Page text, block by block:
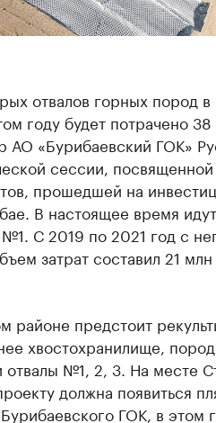
отвалов горных пород
году будет потрачено
АО «Бурибаевский ГОК»
сессии, посвященной
прошедшей на
В настоящее время
№1. С 2019 по 2021 год с
затрат составил 21
районе предстоит
хвостохранилище,
отвалы №1, 2, 3. На месте
должна появиться
ГОК, в этом